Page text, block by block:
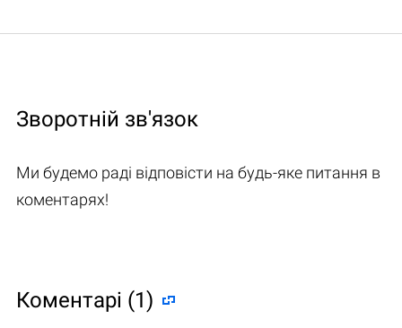
Зворотній зв'язок
Ми будемо раді відповісти на будь-яке питання в
коментарях!
Коментарі (1)